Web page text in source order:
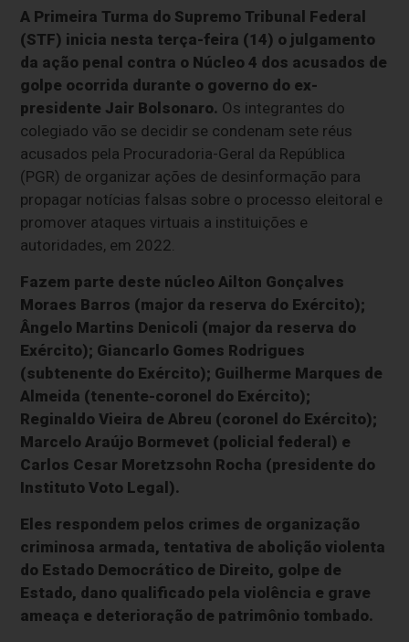
A Primeira Turma do Supremo Tribunal Federal
(STF) inicia nesta terça-feira (14) o julgamento
da ação penal contra o Núcleo 4 dos acusados de
golpe ocorrida durante o governo do ex-
presidente Jair Bolsonaro. Os integrantes do
colegiado vão se decidir se condenam sete réus
acusados pela Procuradoria-Geral da República
(PGR) de organizar ações de desinformação para
propagar notícias falsas sobre o processo eleitoral e
promover ataques virtuais a instituições e
autoridades, em 2022.
Fazem parte deste núcleo Ailton Gonçalves
Moraes Barros (major da reserva do Exército);
Ângelo Martins Denicoli (major da reserva do
Exército); Giancarlo Gomes Rodrigues
(subtenente do Exército); Guilherme Marques de
Almeida (tenente-coronel do Exército);
Reginaldo Vieira de Abreu (coronel do Exército);
Marcelo Araújo Bormevet (policial federal) e
Carlos Cesar Moretzsohn Rocha (presidente do
Instituto Voto Legal).
Eles respondem pelos crimes de organização
criminosa armada, tentativa de abolição violenta
do Estado Democrático de Direito, golpe de
Estado, dano qualificado pela violência e grave
ameaça e deterioração de patrimônio tombado.